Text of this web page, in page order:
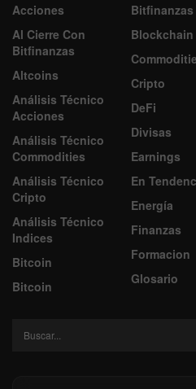
Acciones
Al Cierre Con
Bitfinanzas
Altcoins
Análisis Técnico
Acciones
Análisis Técnico
Commodities
Análisis Técnico
Cripto
Análisis Técnico
Indices
Bitcoin
Bitcoin
Bitfinanzas
Blockchain
Cripto
DeFi
Divisas
Earnings
En
Energía
Finanzas
Formacion
Glosario